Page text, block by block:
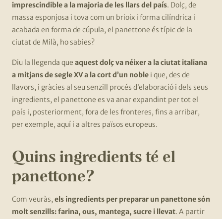
imprescindible a la majoria de les llars del país. Dolç, de
massa esponjosa i tova com un brioix i forma cilíndrica i
acabada en forma de cúpula, el panettone és típic de la
ciutat de Milà, ho sabies?
Diu la llegenda que aquest dolç va néixer a la ciutat italiana
a mitjans de segle XV a la cort d’un noble i que, des de
llavors, i gràcies al seu senzill procés d’elaboració i dels seus
ingredients, el panettone es va anar expandint per tot el
país i, posteriorment, fora de les fronteres, fins a arribar,
per exemple, aquí i a altres països europeus.
Quins ingredients té el
panettone?
Com veuràs, els ingredients per preparar un panettone són
molt senzills: farina, ous, mantega, sucre i llevat. A partir